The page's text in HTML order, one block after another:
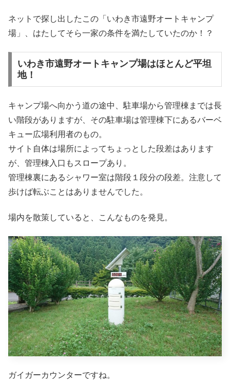
ネットで探し出したこの「いわき市遠野オートキャンプ
場」、はたしてそら一家の条件を満たしていたのか！？
いわき市遠野オートキャンプ場はほとんど平坦
地！
キャンプ場へ向かう道の途中、駐車場から管理棟までは長
い階段がありますが、その駐車場は管理棟下にあるバーベ
キュー広場利用者のもの。
サイト自体は場所によってちょっとした段差はあります
が、管理棟入口もスロープあり。
管理棟裏にあるシャワー室は階段１段分の段差。注意して
歩けば転ぶことはありませんでした。
場内を散策していると、こんなものを発見。
ガイガーカウンターですね。